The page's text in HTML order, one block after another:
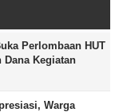
Perlombaan HUT
Dana Kegiatan
Warga